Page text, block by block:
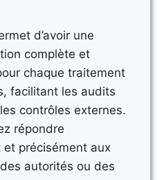
d’avoir une
complète et
chaque traitement
facilitant les audits
contrôles externes.
répondre
et précisément aux
autorités ou des